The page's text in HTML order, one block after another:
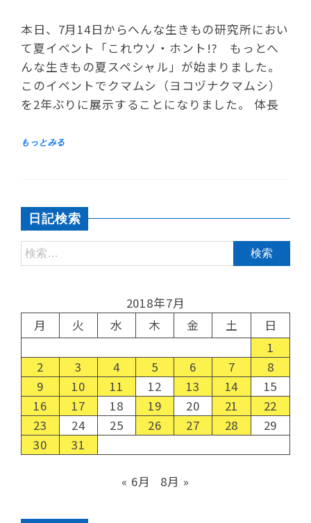
本日、7月14日からへんな生きもの研究所におい
て夏イベント「これウソ・ホント!? もっとへ
んな生きもの夏スペシャル」が始まりました。
このイベントでクマムシ（ヨコヅナクマムシ）
を2年ぶりに展示することになりました。 体長
日記検索
2018年7月
月
火 水 木 金 土
日
1
2
3 4 5 6 7
8
9
10 11 12 13 14
15
16
17 18 19 20 21
22
23
24 25 26 27 28
29
30
31
« 6月 8月 »